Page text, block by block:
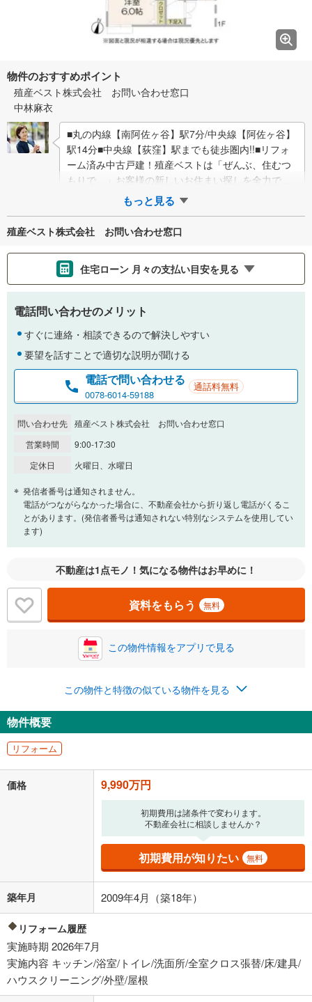
物件のおすすめポイント
殖産ベスト株式会社 お問い合わせ窓口
中林麻衣
■丸の内線【南阿佐ヶ谷】駅7分/中央線【阿佐ヶ谷】
駅14分■中央線【荻窪】駅までも徒歩圏内!!■リフォ
ーム済み中古戸建！殖産ベストは「ぜんぶ、住むつ
もりで。」お客様の新しいお住まい探しを全力でサ
ポートします！■物件さがし中央線4店…
もっと見る
殖産ベスト株式会社 お問い合わせ窓口
住宅ローン 月々の支払い目安を見る
支払いの目安をシミュレーションすることができます。
金利
0.01%
一般的には最長35年まで借り入れ可能です。多くの金融機関
閉じる
頭金
0万円 9,990万円
自己資金から住宅購入にかけられる金額を入力してくださ
閉じる
ボーナス
万円
0円
ナス時の増額分（1回分）を入力してください。
閉じる
月々の返済額
「金利」については、ご利用を予定されている金融機関等にご確認の
上、ご自身での入力をお願いいたします。初期設定で自動入力されてい
る値は、実際の金融機関等における貸出金利とは何ら関係がなく、実際
の金融機関等における貸出金利を何ら保証するものではありません。返
済方法「元利均等返済」にて算出しております。入力された金利を35年
適用した場合の計算結果を表示しています。
その他月額費用や、初期費用がかかります。ご注意ください。実際にお
借り入れの際は各金融機関等に、必ずご自身でご確認をお願いいたしま
不動産会社に購入相談をする
電話問い合わせのメリット
すぐに連絡・相談できるので解決しやすい
要望を話すことで適切な説明が聞ける
電話で問い合わせる
0078-6014-59188
通話料無料
問い合わせ先 殖産ベスト株式会社 お問い合わせ窓口
営業時間
9:00-17:30
定休日
火曜日、水曜日
発信者番号は通知されません。
電話がつながらなかった場合に、不動産会社から折り返し電話がくるこ
とがあります。(発信者番号は通知されない特別なシステムを使用してい
ます)
不動産は1点モノ！気になる物件はお早めに！
資料をもらう 無料
この物件情報をアプリで見る
この物件と特徴の似ている物件を見る
物件概要
リフォーム
価格 9,990万円
初期費用は諸条件で変わります。
不動産会社に相談しませんか？
初期費用が知りたい 無料
築年月 2009年4月（築18年）
リフォーム履歴
実施時期 2026年7月
実施内容 キッチン/浴室/トイレ/洗面所/全室クロス張替/床/建具/
ハウスクリーニング/外壁/屋根